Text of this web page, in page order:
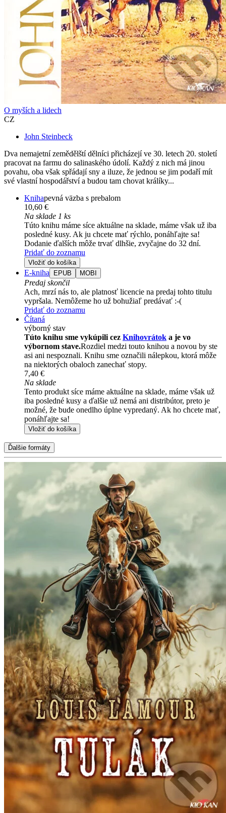
O myších a lidech
CZ
John Steinbeck
Dva nemajetní zemědělští dělníci přicházejí ve 30. letech 20. století
pracovat na farmu do salinaského údolí. Každý z nich má jinou
povahu, oba však spřádají sny a iluze, že jednou se jim podaří mít
své vlastní hospodářství a budou tam chovat králíky...
Knihapevná väzba s prebalom
10,60 €
Na sklade 1 ks
Túto knihu máme síce aktuálne na sklade, máme však už iba
posledné kusy. Ak ju chcete mať rýchlo, ponáhľajte sa!
Dodanie ďalších môže trvať dlhšie, zvyčajne do 32 dní.
Pridať do zoznamu
Vložiť do košíka
E-kniha EPUB MOBI
Predaj skončil
Ach, mrzí nás to, ale platnosť licencie na predaj tohto titulu
vypršala. Nemôžeme ho už bohužiaľ predávať :-(
Pridať do zoznamu
Čítaná
výborný stav
Túto knihu sme vykúpili cez Knihovrátok a je vo
výbornom stave.Rozdiel medzi touto knihou a novou by ste
asi ani nespoznali. Knihu sme označili nálepkou, ktorá môže
na niektorých obaloch zanechať stopy.
7,40 €
Na sklade
Tento produkt síce máme aktuálne na sklade, máme však už
iba posledné kusy a ďalšie už nemá ani distribútor, preto je
možné, že bude onedlho úplne vypredaný. Ak ho chcete mať,
ponáhľajte sa!
Vložiť do košíka
Ďalšie formáty